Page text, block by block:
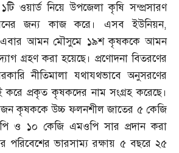
ওয়ার্ড নিয়ে উপজেলা কৃষি সম্প্রসারণ
জন্য কাজ করে। এসব ইউনিয়ন,
এবার আমন মৌসুমে ১৯শ কৃষককে আমন
গ্রহণ করা হয়েছে। প্রণোদনা বিতরণের
নীতিমালা যথাযথভাবে অনুসরণের
করে প্রকৃত কৃষকদের নাম সংগ্রহ করেছে।
কৃষককে উচ্চ ফলনশীল জাতের ৫ কেজি
ও ১০ কেজি এমওপি সার প্রদান করা
পরিবেশের ভারসাম্য রক্ষায় ৫ বছরে ২৫